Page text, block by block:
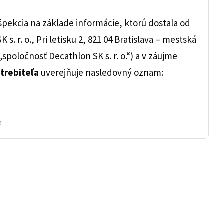
na základe informácie, ktorú dostala od
s. r. o., Pri letisku 2, 821 04 Bratislava – mestská
Decathlon SK s. r. o.“) a v záujme
uverejňuje nasledovný oznam: